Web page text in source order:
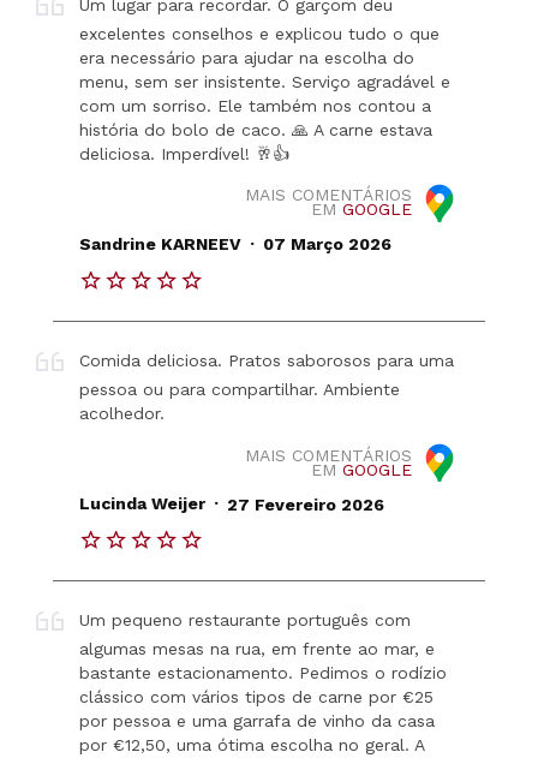
Um lugar para recordar. O garçom deu
excelentes conselhos e explicou tudo o que
era necessário para ajudar na escolha do
menu, sem ser insistente. Serviço agradável e
com um sorriso. Ele também nos contou a
história do bolo de caco. 🙏 A carne estava
deliciosa. Imperdível! 🥂👍
MAIS COMENTÁRIOS
EM GOOGLE
Sandrine KARNEEV . 07 Março 2026
Comida deliciosa. Pratos saborosos para uma
pessoa ou para compartilhar. Ambiente
acolhedor.
MAIS COMENTÁRIOS
EM GOOGLE
Lucinda Weijer . 27 Fevereiro 2026
Um pequeno restaurante português com
algumas mesas na rua, em frente ao mar, e
bastante estacionamento. Pedimos o rodízio
clássico com vários tipos de carne por €25
por pessoa e uma garrafa de vinho da casa
por €12,50, uma ótima escolha no geral. A